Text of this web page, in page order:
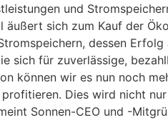
und
äußert sich zum Kauf der
dessen
sich für zuverlässige,
können wir es nun noch
Dies wird nicht
Sonnen-CEO und -